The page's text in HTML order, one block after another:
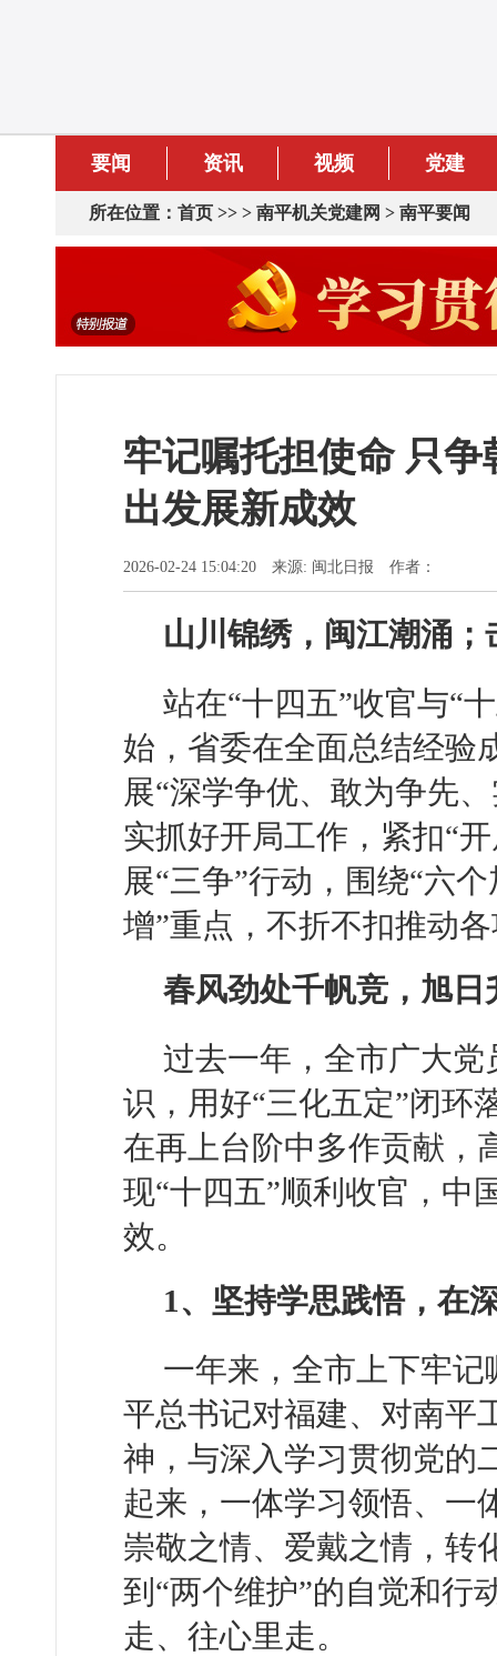
要闻 资讯 视频 党建
所在位置： 首页 >> > 南平机关党建网 > 南平要闻
牢记嘱托担使命 只
出发展新成效
2026-02-24 15:04:20 来源: 闽北日报 作者：
山川锦绣，闽江潮涌
站在“十四五”收官与“
始，省委在全面总结经验
展“深学争优、敢为争先
实抓好开局工作，紧扣“
展“三争”行动，围绕“六
增”重点，不折不扣推动
春风劲处千帆竞，旭日
过去一年，全市广大
识，用好“三化五定”闭环
在再上台阶中多作贡献，
现“十四五”顺利收官，中
效。
1、坚持学思践悟，在
一年来，全市上下牢
平总书记对福建、对南平
神，与深入学习贯彻党的
起来，一体学习领悟、一
崇敬之情、爱戴之情，转
到“两个维护”的自觉和行
走、往心里走。